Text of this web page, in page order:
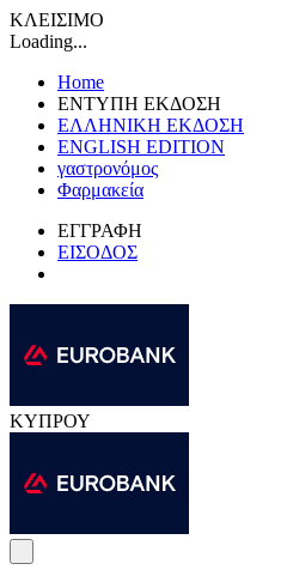
ΚΛΕΙΣΙΜΟ
Loading...
Home
ΕΝΤΥΠΗ ΕΚΔΟΣΗ
ΕΛΛΗΝΙΚΗ ΕΚΔΟΣΗ
ENGLISH EDITION
γαστρονόμος
Φαρμακεία
ΕΓΓΡΑΦΗ
ΕΙΣΟΔΟΣ
ΚΥΠΡΟΥ